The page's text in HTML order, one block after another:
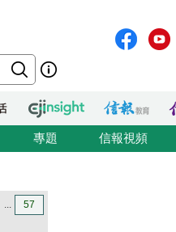
專題 信報視頻
... 57